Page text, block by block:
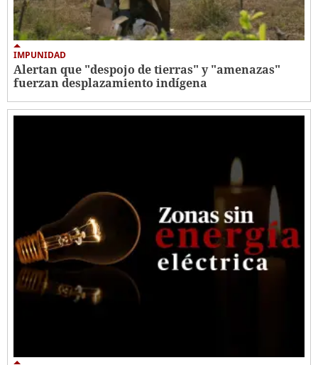
IMPUNIDAD
Alertan que "despojo de tierras" y "amenazas"
fuerzan desplazamiento indígena